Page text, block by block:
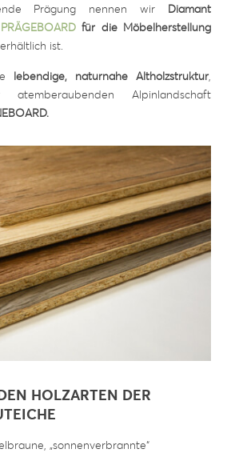
Prägung nennen wir Diamant
PRÄGEBOARDfür die Möbelherstellung
erhältlich ist.
lebendige, naturnahe Altholzstruktur,
Alpinlandschaft
HOLZARTEN DER
„sonnenverbrannte“